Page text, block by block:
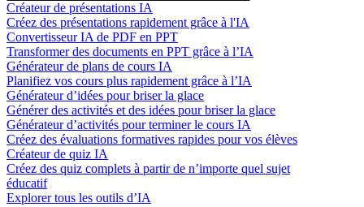
Créateur de présentations IA
Créez des présentations rapidement grâce à l'IA
Convertisseur IA de PDF en PPT
Transformer des documents en PPT grâce à l’IA
Générateur de plans de cours IA
Planifiez vos cours plus rapidement grâce à l’IA
Générateur d’idées pour briser la glace
Générer des activités et des idées pour briser la glace
Générateur d’activités pour terminer le cours IA
Créez des évaluations formatives rapides pour vos élèves
Créateur de quiz IA
Créez des quiz complets à partir de n’importe quel sujet
éducatif
Explorer tous les outils d’IA